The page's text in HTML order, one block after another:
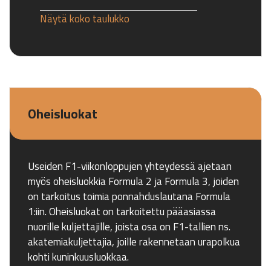
Näytä koko taulukko
Oheisluokat
Useiden F1-viikonloppujen yhteydessä ajetaan
myös oheisluokkia Formula 2 ja Formula 3, joiden
on tarkoitus toimia ponnahduslautana Formula
1:iin. Oheisluokat on tarkoitettu pääasiassa
nuorille kuljettajille, joista osa on F1-tallien ns.
akatemiakuljettajia, joille rakennetaan urapolkua
kohti kuninkuusluokkaa.